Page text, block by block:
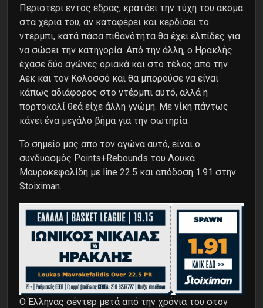
Περιστέρι εντός έδρας, κρατάει την τύχη του ακόμα
στα χέρια του, αν καταφέρει και κερδίσει το
ντέρμπι, κατά πάσα πιθανότητα θα έχει ελπίδες για
να σώσει την κατηγορία. Από την άλλη, ο Ηρακλής
έχασε δύο αγώνες οριακά και στο τέλος από την
Αεκ και τον Κολοσσό και θα μπορούσε να είναι
κάπως αδιάφορος στο ντέρμπι αυτό, αλλά η
πορτοκαλί θεά είχε άλλη γνώμη. Με νίκη πάντως
κάνει ένα μεγάλο βήμα για την σωτηρία.
Το σημείο μας από τον αγώνα αυτό, είναι ο
συνδυασμός Points+Rebounds του Λουκά
Μαυροκεφαλίδη με line 22.5 και απόδοση 1.91 στην
Stoiximan.
Ο Έλληνας σέντερ μετά από την χρόνια του στον